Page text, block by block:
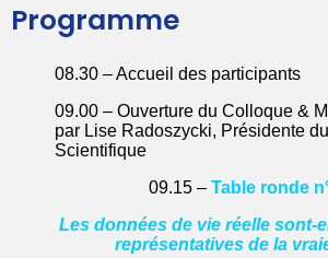
Programme
08.30 – Accueil des participants
09.00 – Ouverture du Colloque &
par Lise Radoszycki, Présidente
Scientifique
09.15 – Table ronde
Les données de vie réelle sont-
représentatives de la